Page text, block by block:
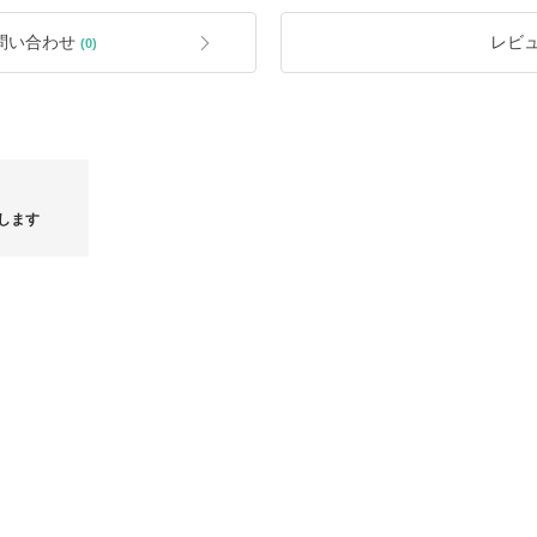
ご要望の際はご購入前に一度ご確認く
**検品については丁寧に実施しており
了承ください。
い合わせ (0) レビ
ます